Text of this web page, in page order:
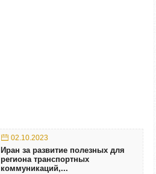
02.10.2023
Иран за развитие полезных для
региона транспортных
коммуникаций,...